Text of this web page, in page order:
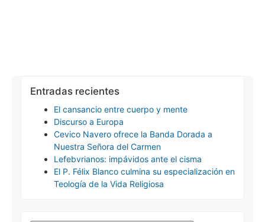
Entradas recientes
El cansancio entre cuerpo y mente
Discurso a Europa
Cevico Navero ofrece la Banda Dorada a
Nuestra Señora del Carmen
Lefebvrianos: impávidos ante el cisma
El P. Félix Blanco culmina su especialización en
Teología de la Vida Religiosa